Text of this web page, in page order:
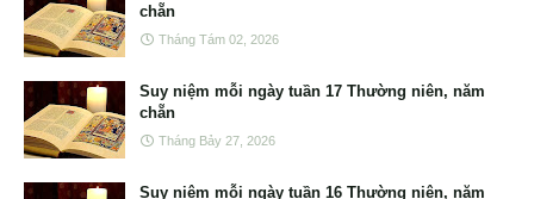
chẵn
Tháng Tám 02, 2026
Suy niệm mỗi ngày tuần 17 Thường niên, năm
chẵn
Tháng Bảy 27, 2026
Suy niệm mỗi ngày tuần 16 Thường niên, năm